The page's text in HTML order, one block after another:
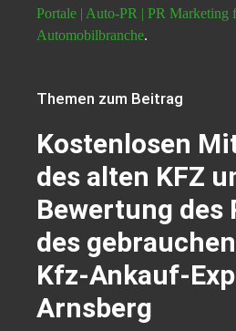
Portale | Auto-PR | PR Marketing
Automobilbranche.
Themen zum Beitrag
Kostenlosen
des alten KFZ
Bewertung des
des
Kfz-Ankauf-
Arnsberg